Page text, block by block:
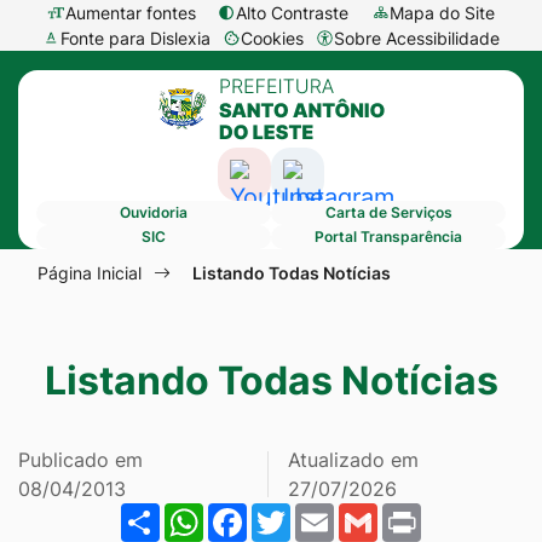
Seção
de
acessibilidade
Ir
para
o
a
busca
Aumentar fontes Alto Contraste
Mapa do Site
Fonte para Dislexia
Cookies
Abrir
preferências
de
cookies
Sobre Acessibilidade
Acessar
Rede
Acessar
Rede
Ouvidoria
Carta de Serviços
SIC
Portal Transparência
Seção
principal
Página Inicial Listando Todas Notícias
Listando Todas Notícias
Publicado em
08/04/2013
Atualizado em
27/07/2026
ShareWhatsApp
Facebook
Twitter
EmailGmail